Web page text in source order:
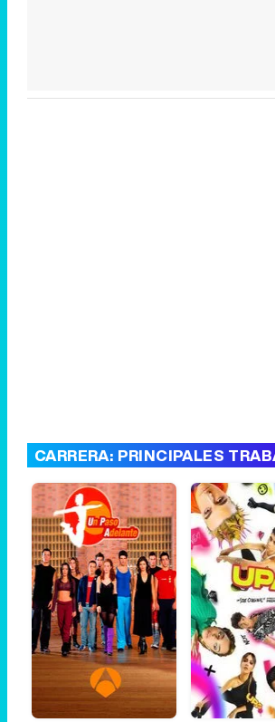
CARRERA: PRINCIPALES